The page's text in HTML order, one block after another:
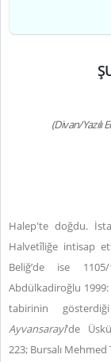
(Divan/Yazılı
Halep'te doğdu.
Halvetîliğe intisap
Beliğ’de ise
Abdülkadiroğlu 1999:
tabirinin
Ayvansarayî'de
223; Bursalı